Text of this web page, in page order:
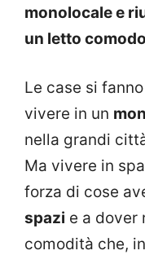
monolocale e
un letto
Le case si
vivere in un
nella grandi
Ma vivere in
forza di cose
spazi e a dover
comodità che,